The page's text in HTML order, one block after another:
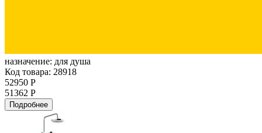
назначение: для душа
Код товара: 28918
52950 Р
51362 Р
Подробнее